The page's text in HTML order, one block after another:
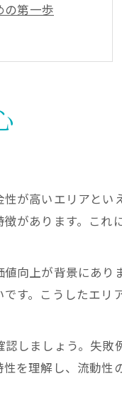
の第一歩
比較
礎知識
意
ポイント
例紹介
肢解説
やすい理由
戦略
め方
が高いエリアとい
があります。これ
向上が背景にあり
す。こうしたエリ
しましょう。失敗
を理解し、流動